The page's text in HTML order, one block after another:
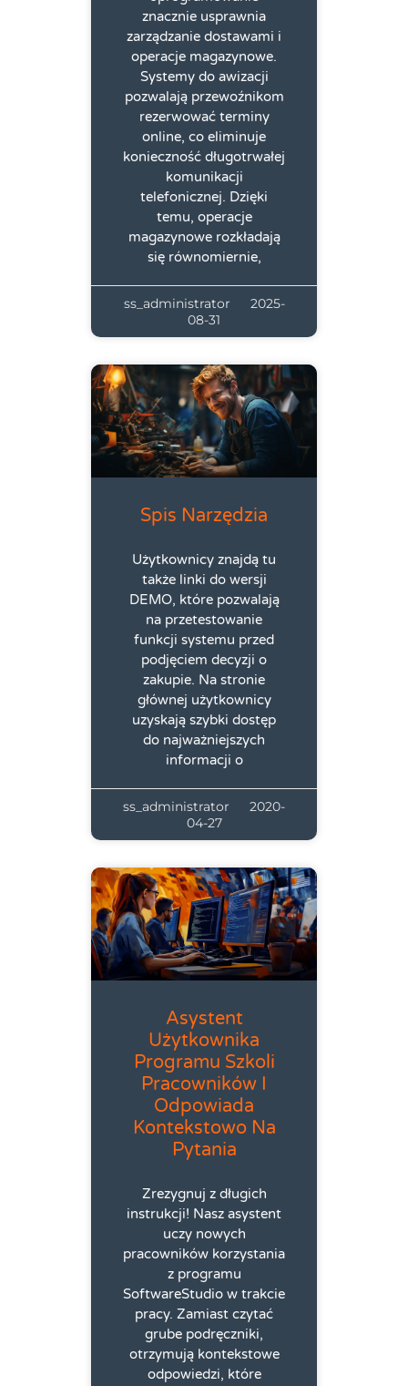
znacznie usprawnia
zarządzanie dostawami i
operacje magazynowe.
Systemy do awizacji
pozwalają przewoźnikom
rezerwować terminy
online, co eliminuje
konieczność długotrwałej
komunikacji
telefonicznej. Dzięki
temu, operacje
magazynowe rozkładają
się równomiernie,
ss_administrator
2025-
08-31
Spis Narzędzia
Użytkownicy znajdą tu
także linki do wersji
DEMO, które pozwalają
na przetestowanie
funkcji systemu przed
podjęciem decyzji o
zakupie. Na stronie
głównej użytkownicy
uzyskają szybki dostęp
do najważniejszych
informacji o
ss_administrator
2020-
04-27
Asystent
Użytkownika
Programu Szkoli
Pracowników I
Odpowiada
Kontekstowo Na
Pytania
Zrezygnuj z długich
instrukcji! Nasz asystent
uczy nowych
pracowników korzystania
z programu
SoftwareStudio w trakcie
pracy. Zamiast czytać
grube podręczniki,
otrzymują kontekstowe
odpowiedzi, które